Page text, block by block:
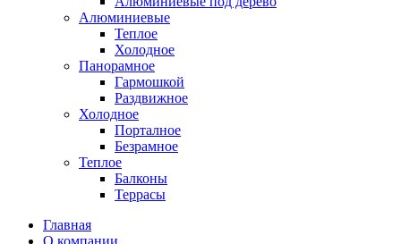
Алюминиевые
Теплое
Холодное
Панорамное
Гармошкой
Раздвижное
Холодное
Порталное
Безрамное
Теплое
Балконы
Террасы
Главная
О компании